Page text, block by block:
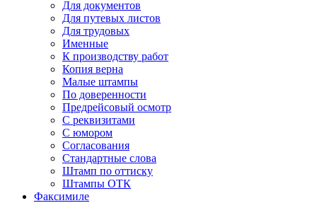
Для документов
Для путевых листов
Для трудовых
Именные
К производству работ
Копия верна
Малые штампы
По доверенности
Предрейсовый осмотр
С реквизитами
С юмором
Согласования
Стандартные слова
Штамп по оттиску
Штампы ОТК
Факсимиле